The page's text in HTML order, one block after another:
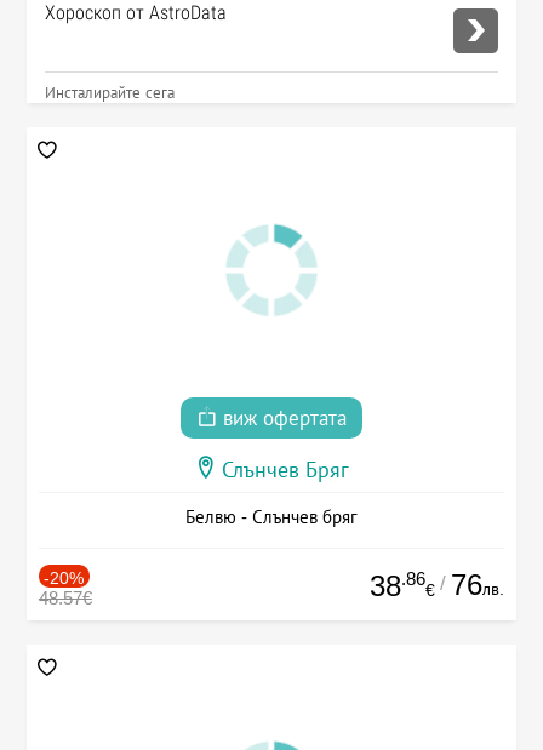
Хороскоп от AstroData
Инсталирайте сега
виж офертата
Слънчев Бряг
Белвю - Слънчев бряг
-20%
48.57€ 38.86
€ / 76лв.